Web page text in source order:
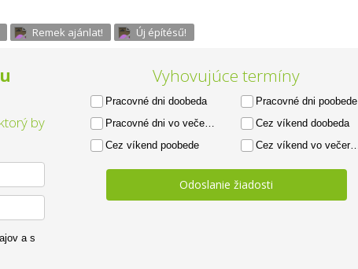
Remek ajánlat! Új építésű!
by
a s
Vyhovujúce termíny
Pracovné dni doobeda
Pracovné dni poobede
Pracovné dni vo večerných hodinách
Cez víkend doobeda
Cez víkend poobede
Cez víkend vo večerných hodinách
Odoslanie žiadosti